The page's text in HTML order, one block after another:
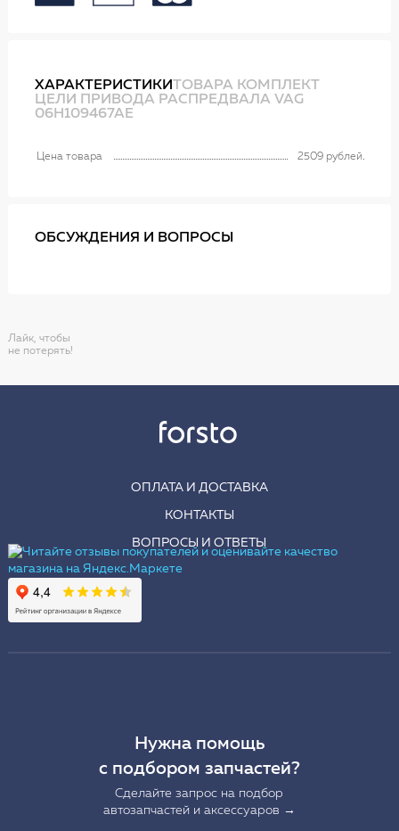
ХАРАКТЕРИСТИКИТОВАРА КОМПЛЕКТ
ЦЕЛИ ПРИВОДА РАСПРЕДВАЛА VAG
06H109467AE
Цена товара 2509 рублей
ОБСУЖДЕНИЯ И ВОПРОСЫ
Лайк, чтобы
не потерять!
ОПЛАТА И ДОСТАВКА
КОНТАКТЫ
ВОПРОСЫ И ОТВЕТЫ
Нужна помощь
с подбором запчастей?
Сделайте запрос на подбор
автозапчастей и аксессуаров →